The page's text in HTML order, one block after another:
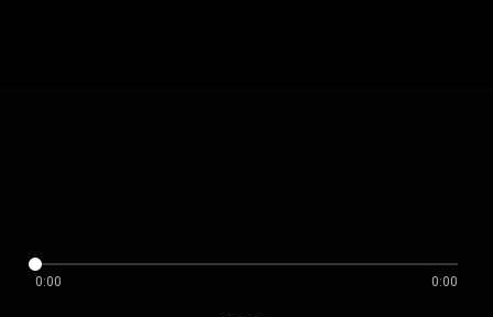
0:00 0:00